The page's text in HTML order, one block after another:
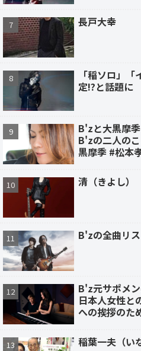
長戸大幸
「稲ソロ」
定!?と話題に
B'zと大黒摩
B'zの二人の
黒摩季 #松本
清（きよし）
B'zの全曲リ
B'z元サポメ
日本人女性と
への挨拶のた
稲葉一夫（い